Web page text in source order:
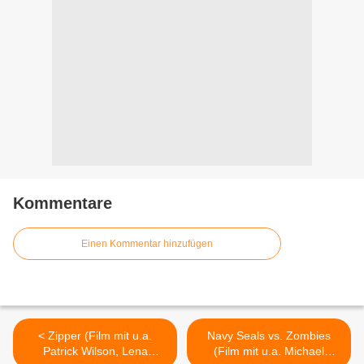
Kommentare
Einen Kommentar hinzufügen
< Zipper (Film mit u.a.
Patrick Wilson, Lena
Navy Seals vs. Zombies
(Film mit u.a. Michael